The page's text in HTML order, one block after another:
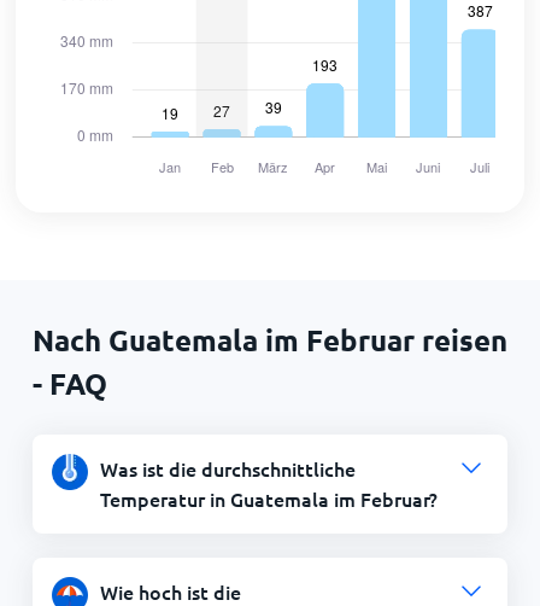
Nach Guatemala im Februar reisen
- FAQ
Was ist die durchschnittliche
Temperatur in Guatemala im Februar?
Wie hoch ist die